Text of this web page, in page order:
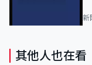
新
其他人也在看